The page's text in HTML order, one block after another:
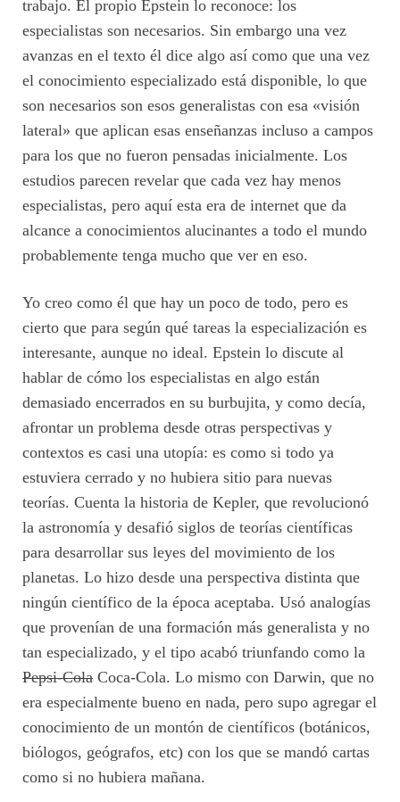
trabajo. El propio Epstein lo reconoce: los
especialistas son necesarios. Sin embargo una vez
avanzas en el texto él dice algo así como que una vez
el conocimiento especializado está disponible, lo que
son necesarios son esos generalistas con esa «visión
lateral» que aplican esas enseñanzas incluso a campos
para los que no fueron pensadas inicialmente. Los
estudios parecen revelar que cada vez hay menos
especialistas, pero aquí esta era de internet que da
alcance a conocimientos alucinantes a todo el mundo
probablemente tenga mucho que ver en eso.
Yo creo como él que hay un poco de todo, pero es
cierto que para según qué tareas la especialización es
interesante, aunque no ideal. Epstein lo discute al
hablar de cómo los especialistas en algo están
demasiado encerrados en su burbujita, y como decía,
afrontar un problema desde otras perspectivas y
contextos es casi una utopía: es como si todo ya
estuviera cerrado y no hubiera sitio para nuevas
teorías. Cuenta la historia de Kepler, que revolucionó
la astronomía y desafió siglos de teorías científicas
para desarrollar sus leyes del movimiento de los
planetas. Lo hizo desde una perspectiva distinta que
ningún científico de la época aceptaba. Usó analogías
que provenían de una formación más generalista y no
tan especializado, y el tipo acabó triunfando como la
Pepsi-Cola Coca-Cola. Lo mismo con Darwin, que no
era especialmente bueno en nada, pero supo agregar el
conocimiento de un montón de científicos (botánicos,
biólogos, geógrafos, etc) con los que se mandó cartas
como si no hubiera mañana.